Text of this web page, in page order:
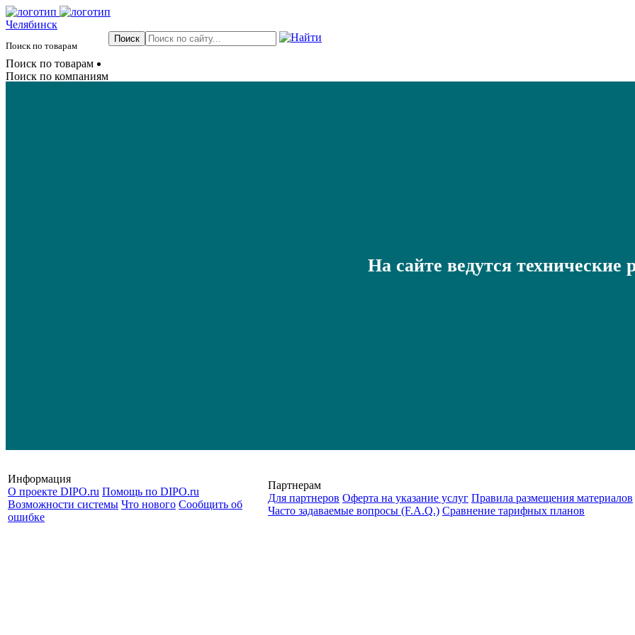
Челябинск
Поиск по товарам
Поиск по товарам
Поиск по компаниям
На сайте ведутся технические
Информация
О проекте DIPO.ru Помощь по DIPO.ru
Возможности системы Что нового Сообщить об
ошибке
Партнерам
Для партнеров Оферта на указание услуг Правила размещения материалов
Часто задаваемые вопросы (F.A.Q.) Cравнение тарифных планов